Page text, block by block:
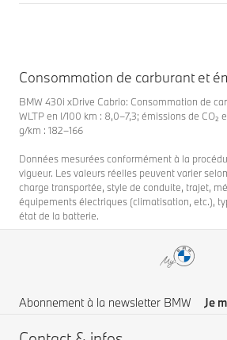
Consommation de carburant et
BMW 430i xDrive Cabrio: Consommation de
WLTP en l/100 km : 8,0–7,3; émissions de CO₂
g/km : 182–166
Données mesurées conformément à la
vigueur. Les valeurs réelles peuvent varier
charge transportée, style de conduite, trajet,
équipements électriques (climatisation, etc.),
état de la batterie.
Abonnement à la newsletter BMW Je